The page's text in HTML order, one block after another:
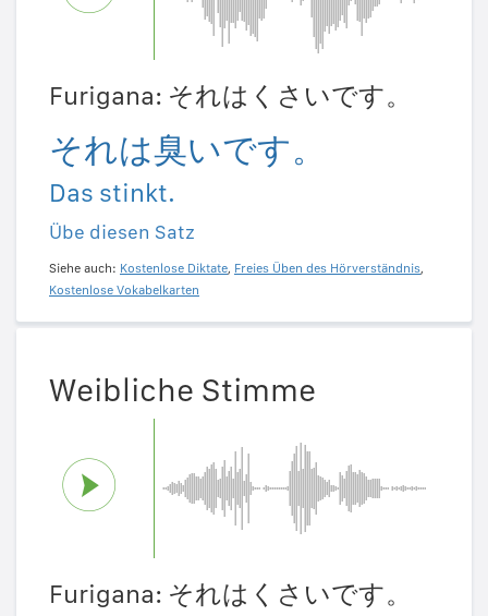
Furigana: それはくさいです。
それは臭いです。
Das stinkt.
Übe diesen Satz
Siehe auch: Kostenlose Diktate, Freies Üben des Hörverständnis,
Kostenlose Vokabelkarten
Weibliche Stimme
Furigana: それはくさいです。